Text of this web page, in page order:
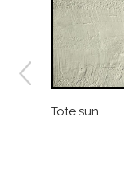
Tote sun